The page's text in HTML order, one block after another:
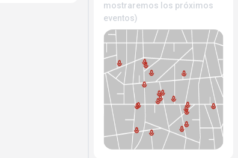
mostraremos los próximos
eventos)